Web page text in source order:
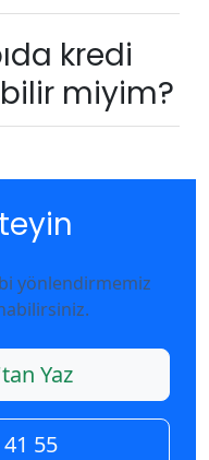
kredi
miyim?
yönlendirmemiz
Yaz
55